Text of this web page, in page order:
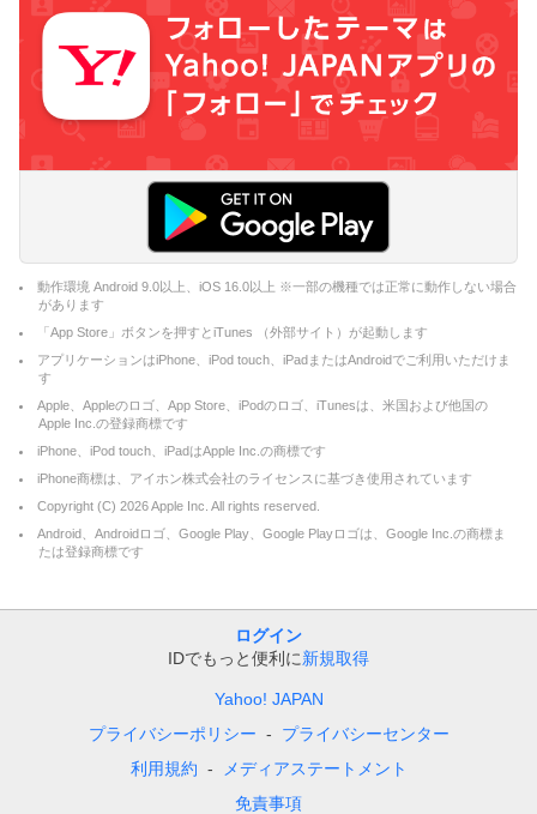
動作環境 Android 9.0以上、iOS 16.0以上 ※一部の機種では正常に動作しない場合
があります
「App Store」ボタンを押すとiTunes （外部サイト）が起動します
アプリケーションはiPhone、iPod touch、iPadまたはAndroidでご利用いただけま
す
Apple、Appleのロゴ、App Store、iPodのロゴ、iTunesは、米国および他国の
Apple Inc.の登録商標です
iPhone、iPod touch、iPadはApple Inc.の商標です
iPhone商標は、アイホン株式会社のライセンスに基づき使用されています
Copyright (C) 2026Apple Inc. All rights reserved.
Android、Androidロゴ、Google Play、Google Playロゴは、Google Inc.の商標ま
たは登録商標です
ログイン
IDでもっと便利に新規取得
Yahoo! JAPAN
プライバシーポリシー
プライバシーセンター
利用規約
メディアステートメント
免責事項